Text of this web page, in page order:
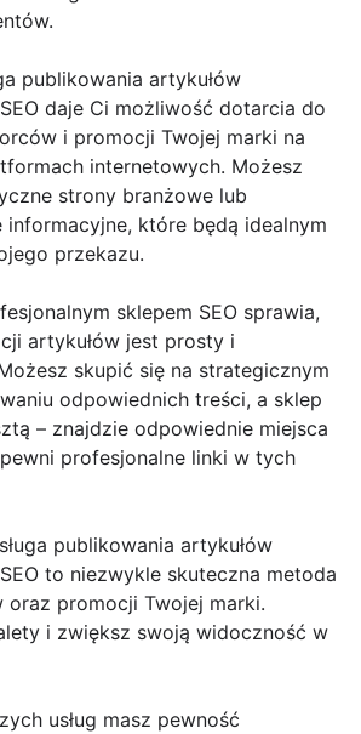
publikowania artykułów
daje Ci możliwość dotarcia do
i promocji Twojej marki na
internetowych. Możesz
strony branżowe lub
które będą idealnym
przekazu.
sklepem SEO sprawia,
artykułów jest prosty i
skupić się na strategicznym
odpowiednich treści, a sklep
– znajdzie odpowiednie miejsca
profesjonalne linki w tych
publikowania artykułów
to niezwykle skuteczna metoda
oraz promocji Twojej marki.
i zwiększ swoją widoczność w
usług masz pewność